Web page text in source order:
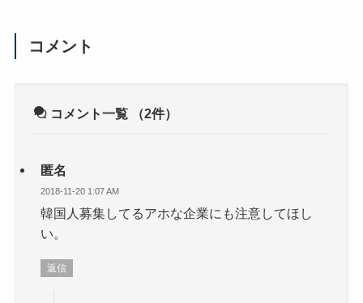
コメント
コメント一覧 （2件）
匿名
2018-11-20 1:07 AM
韓国人募集してるアホな企業にも注意してほし
い。
返信